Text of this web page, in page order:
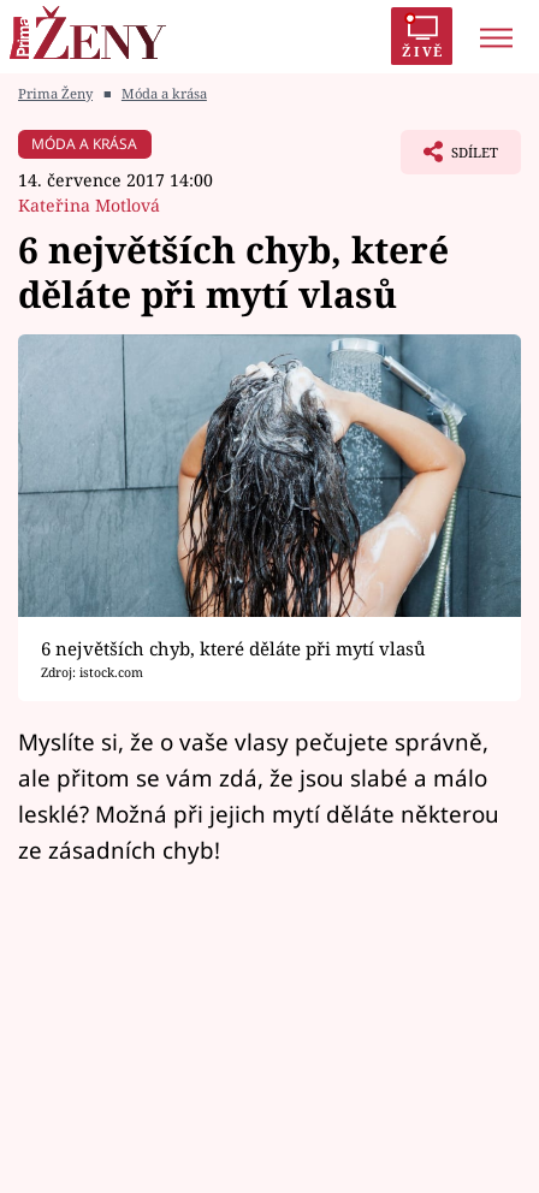
ŽIVĚ
Módní alarm
Témata
Celebrity
Seriály
Horoskopy
Sledujte prima+
Filmový festival Karlovy Vary
Mámy sobě
Přihlášení
Prima Ženy ■ Móda a krása
MÓDA A KRÁSA
14. července 2017 14:00
Kateřina Motlová
SDÍLET
6 největších chyb, které
děláte při mytí vlasů
6 největších chyb, které děláte při mytí vlasů
Zdroj: istock.com
Myslíte si, že o vaše vlasy pečujete správně,
ale přitom se vám zdá, že jsou slabé a málo
lesklé? Možná při jejich mytí děláte některou
ze zásadních chyb!